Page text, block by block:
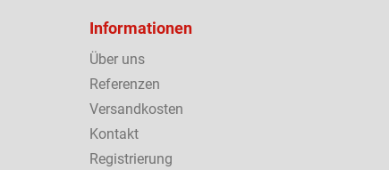
Informationen
Über uns
Referenzen
Versandkosten
Kontakt
Registrierung